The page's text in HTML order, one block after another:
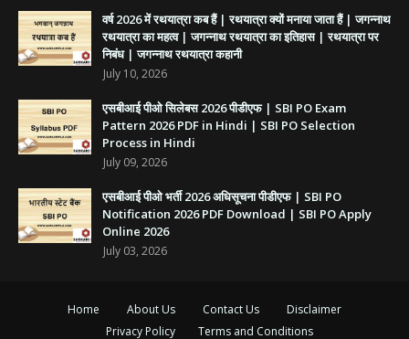
वर्ष 2026 में रथयात्रा कब हैं | रथयात्रा क्यों मनाया जाता हैं | जगन्नाथ
रथयात्रा का महत्व | जगन्नाथ रथयात्रा का इतिहास | रथयात्रा पर
निबंध | जगन्नाथ रथयात्रा कहानी
July 10, 2026
एसबीआई पीओ सिलेबस 2026 पीडीएफ | SBI PO Exam
Pattern 2026 PDF in Hindi | SBI PO Selection
Process in Hindi
July 09, 2026
एसबीआई पीओ भर्ती 2026 अधिसूचना पीडीएफ | SBI PO
Notification 2026 PDF Download | SBI PO Apply
Online 2026
July 03, 2026
Home About Us Contact Us
Disclaimer
Privacy Policy
Terms and Conditions